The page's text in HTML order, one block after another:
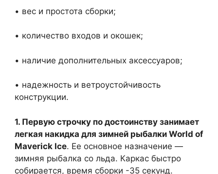
• вес и простота сборки;
• количество входов и окошек;
• наличие дополнительных аксессуаров;
• надежность и ветроустойчивость
конструкции.
1. Первую строчку по достоинству занимает
легкая накидка для зимней рыбалки World of
Maverick Ice. Ее основное назначение —
зимняя рыбалка со льда. Каркас быстро
собирается, время сборки -35 секунд.